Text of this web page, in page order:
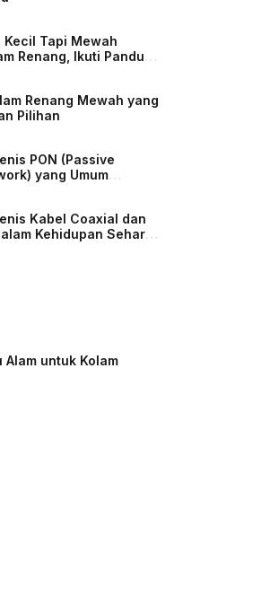
Kecil Tapi Mewah
Renang, Ikuti Panduan
Renang Mewah yang
Pilihan
PON (Passive
yang Umum
Kabel Coaxial dan
Kehidupan Sehari-
Alam untuk Kolam